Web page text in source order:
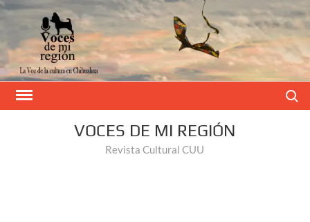
VOCES DE MI REGIÓN
Revista Cultural CUU